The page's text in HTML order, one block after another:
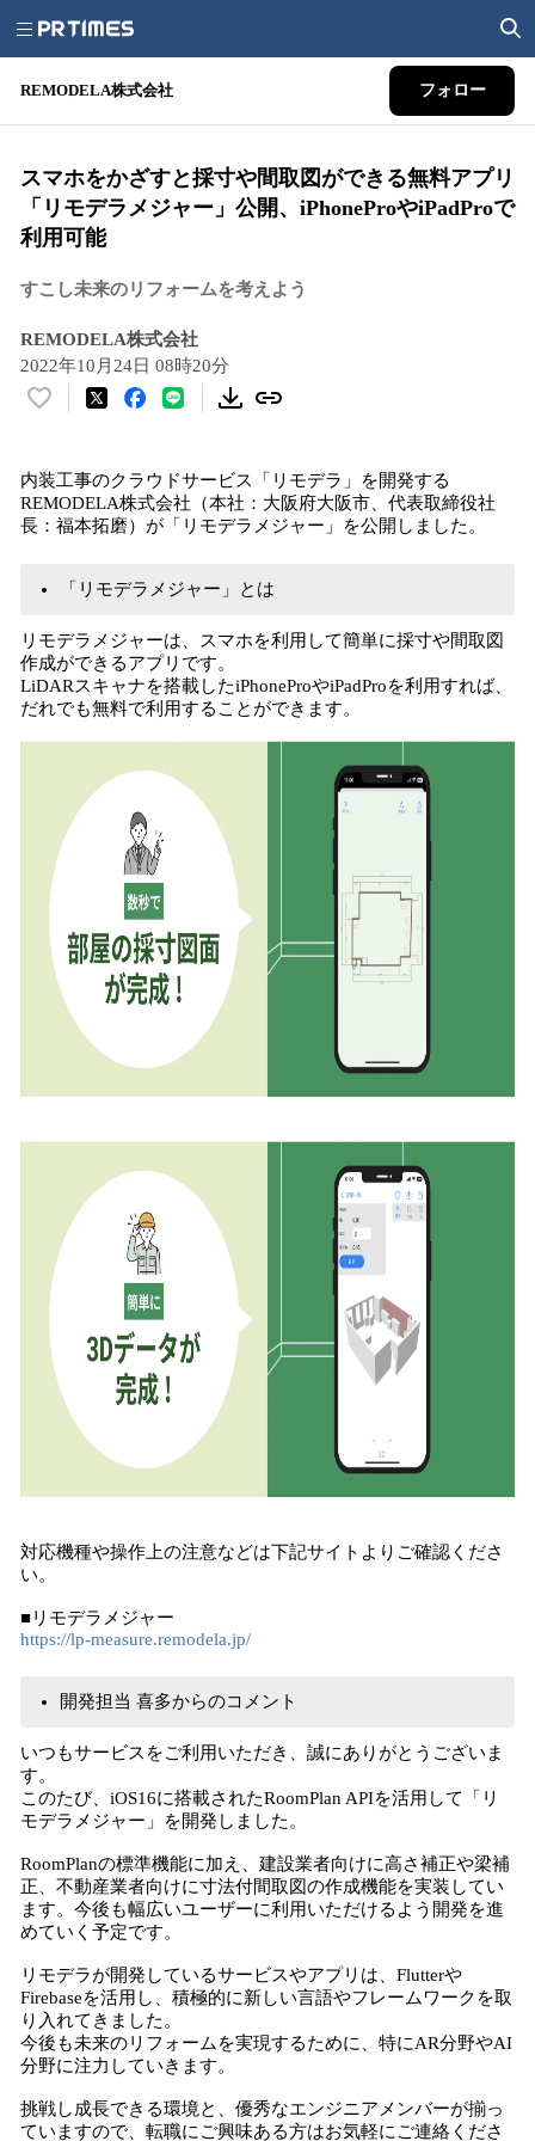
REMODELA株式会社 フォロー
スマホをかざすと採寸や間取図ができる無料アプリ
「リモデラメジャー」公開、iPhoneProやiPadProで
利用可能
すこし未来のリフォームを考えよう
REMODELA株式会社
2022年10月24日 08時20分
い
！
数
を
み
み
中
で
す
内装工事のクラウドサービス「リモデラ」を開発する
REMODELA株式会社（本社：大阪府大阪市、代表取締役社
長：福本拓磨）が「リモデラメジャー」を公開しました。
「リモデラメジャー」とは
リモデラメジャーは、スマホを利用して簡単に採寸や間取図
作成ができるアプリです。
LiDARスキャナを搭載したiPhoneProやiPadProを利用すれば、
だれでも無料で利用することができます。
対応機種や操作上の注意などは下記サイトよりご確認くださ
い。
■リモデラメジャー
https://lp-measure.remodela.jp/
開発担当 喜多からのコメント
いつもサービスをご利用いただき、誠にありがとうございま
す。
このたび、iOS16に搭載されたRoomPlan APIを活用して「リ
モデラメジャー」を開発しました。
RoomPlanの標準機能に加え、建設業者向けに高さ補正や梁補
正、不動産業者向けに寸法付間取図の作成機能を実装してい
ます。今後も幅広いユーザーに利用いただけるよう開発を進
めていく予定です。
リモデラが開発しているサービスやアプリは、Flutterや
Firebaseを活用し、積極的に新しい言語やフレームワークを取
り入れてきました。
今後も未来のリフォームを実現するために、特にAR分野やAI
分野に注力していきます。
挑戦し成長できる環境と、優秀なエンジニアメンバーが揃っ
ていますので、転職にご興味ある方はお気軽にご連絡くださ